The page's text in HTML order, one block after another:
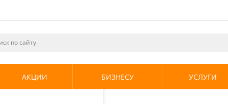
и
использования.
.
АКЦИИ БИЗНЕСУ УСЛУГИ